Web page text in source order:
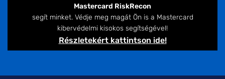
Mastercard RiskRecon
segít minket. Védje meg magát Ön is a Mastercard
kibervédelmi kisokos segítségével!
Részletekért kattintson ide!